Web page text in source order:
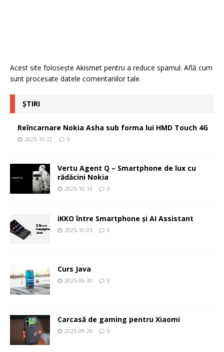
Acest site folosește Akismet pentru a reduce spamul. Află cum
sunt procesate datele comentariilor tale.
ȘTIRI
Reîncarnare Nokia Asha sub forma lui HMD Touch 4G
2025-10-22 0
Vertu Agent Q – Smartphone de lux cu
rădăcini Nokia
2025-10-19 0
iKKO între Smartphone și AI Assistant
2025-10-03 0
Curs Java
2025-09-30 0
Carcasă de gaming pentru Xiaomi
2025-09-29 0